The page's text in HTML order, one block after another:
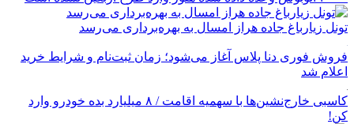
تونل زیارباغ جاده هراز امسال به بهره‌برداری می‌رسد
فروش فوری دنا پلاس آغاز می‌شود؛ زمان ثبت‌نام و شرایط خرید
اعلام شد
کاسبی خارج‌نشین‌ها با سهمیه اقامت / ۸ میلیارد بده خودرو وارد
کن!